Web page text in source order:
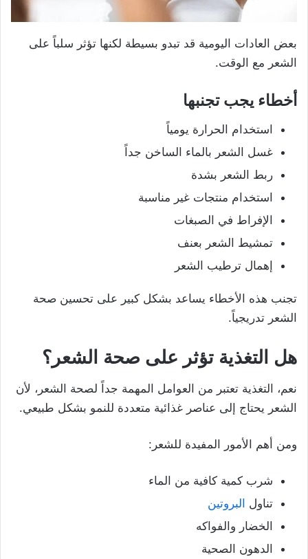
بعض العادات اليومية قد تبدو بسيطة لكنها تؤثر سلباً على
الشعر مع الوقت.
أخطاء يجب تجنبها
استخدام الحرارة يومياً
غسل الشعر بالماء الساخن جداً
ربط الشعر بشدة
استخدام منتجات غير مناسبة
الإفراط في الصبغات
تمشيط الشعر بعنف
إهمال ترطيب الشعر
تجنب هذه الأخطاء يساعد بشكل كبير على تحسين صحة
الشعر تدريجياً.
هل التغذية تؤثر على صحة الشعر؟
نعم، التغذية تعتبر من العوامل المهمة جداً لصحة الشعر، لأن
الشعر يحتاج إلى عناصر غذائية متعددة للنمو بشكل طبيعي.
ومن أهم الأمور المفيدة للشعر:
شرب كمية كافية من الماء
تناول البروتين
الخضار والفواكه
الدهون الصحية